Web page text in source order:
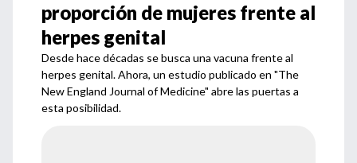
proporción de mujeres frente al
herpes genital
Desde hace décadas se busca una vacuna frente al
herpes genital. Ahora, un estudio publicado en "The
New England Journal of Medicine" abre las puertas a
esta posibilidad.